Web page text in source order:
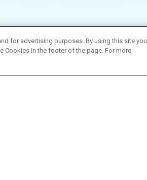
for advertising purposes. By using this site you
Cookies in the footer of the page. For more